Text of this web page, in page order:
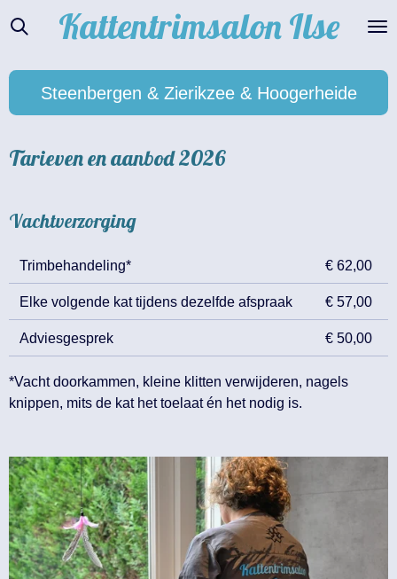
Ga
direct
hoofdinhoud
KattentrimsalonIlse
Steenbergen & Zierikzee & Hoogerheide
Tarieven en aanbod 2026
Vachtverzorging
Trimbehandeling* € 62,00
Elke volgende kat tijdens dezelfde afspraak € 57,00
Adviesgesprek € 50,00
*Vacht doorkammen, kleine klitten verwijderen, nagels
knippen, mits de kat het toelaat én het nodig is.